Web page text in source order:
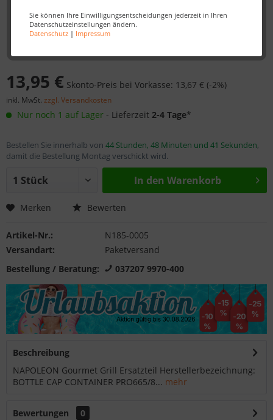
Sie können Ihre Einwilligungsentscheidungen jederzeit in Ihren
Datenschutzeinstellungen ändern.
Datenschutz| Impressum
13,95 € Skonto-Preis bei Vorkasse: 13,67 € (-2%)
inkl. MwSt. zzgl. Versandkosten
Nur noch 1 auf Lager - Lieferzeit 2-4 Tage*
Bestellen Sie innerhalb von 44 Stunden, 48 Minuten und 41 Sekunden,
damit die Bestellung Montag verschickt wird.
In den Warenkorb
Merken Bewerten
Artikel-Nr.:
N185-0005
Versandart:
Paketversand
Bestellung / Beratung:
037207 9970-400
Beschreibung
NAPOLEON Gourmet Grill Ersatzteil Herstellerbezeichnung:
BOTTLE CAP CONTAINER PRO665/8... mehr
Bewertungen
0